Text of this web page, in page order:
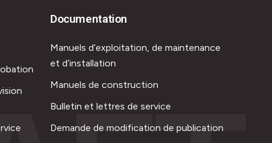
Documentation
Manuels d’exploitation, de maintenance
et d’installation
Manuels de construction
Bulletin et lettres de service
Demande de modification de publication